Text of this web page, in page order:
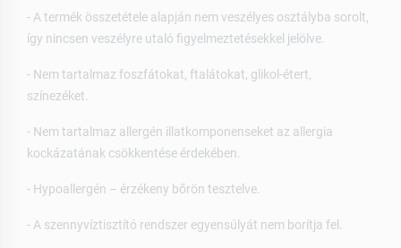
- A termék összetétele alapján nem veszélyes osztályba sorolt,
így nincsen veszélyre utaló figyelmeztetésekkel jelölve.
- Nem tartalmaz foszfátokat, ftalátokat, glikol-étert,
színezéket.
- Nem tartalmaz allergén illatkomponenseket az allergia
kockázatának csökkentése érdekében.
- Hypoallergén – érzékeny bőrön tesztelve.
- A szennyvíztisztító rendszer egyensúlyát nem borítja fel.